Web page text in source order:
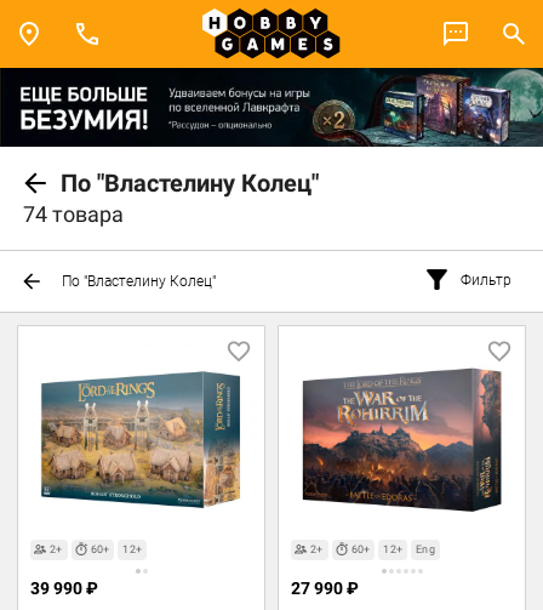
По "Властелину Колец"
74 товара
По "Властелину Колец" Фильтр
2+ 60+ 12+
39 990 ₽
2+ 60+ 12+ Eng
27 990 ₽